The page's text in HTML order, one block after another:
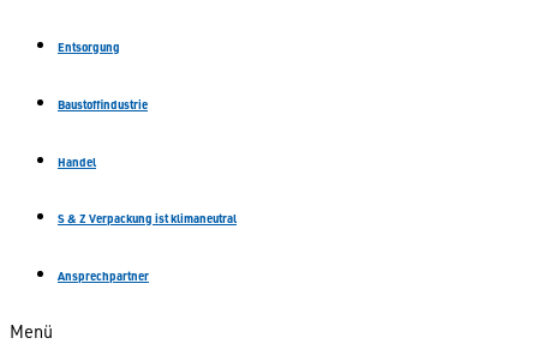
Entsorgung
Baustoffindustrie
Handel
S & Z Verpackung ist klimaneutral
Ansprechpartner
Menü